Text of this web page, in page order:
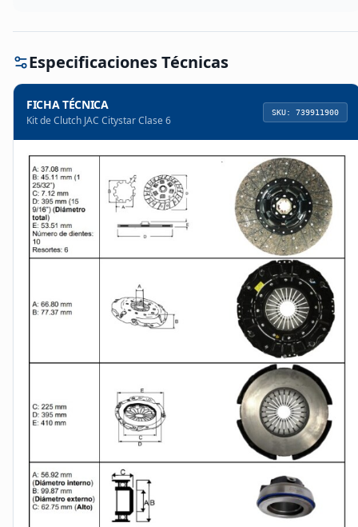
Especificaciones Técnicas
FICHA TÉCNICA
Kit de Clutch JAC Citystar Clase 6
SKU: 739911900